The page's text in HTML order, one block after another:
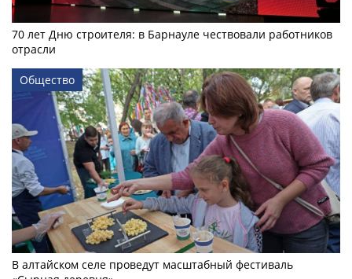
70 лет Дню строителя: в Барнауле чествовали работников
отрасли
Общество
В алтайском селе проведут масштабный фестиваль